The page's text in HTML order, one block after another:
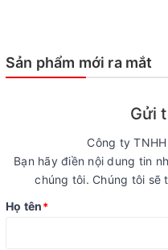
Sản phẩm mới ra mắt
Gửi
Công ty
Bạn hãy điền nội dung tin
chúng tôi. Chúng tôi sẽ
Họ tên*